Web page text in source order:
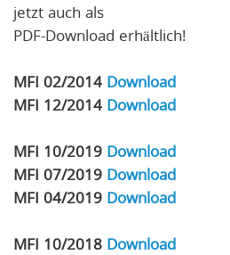
jetzt auch als
PDF-Download erhältlich!
MFI 02/2014 Download
MFI 12/2014 Download
MFI 10/2019 Download
MFI 07/2019 Download
MFI 04/2019 Download
MFI 10/2018 Download